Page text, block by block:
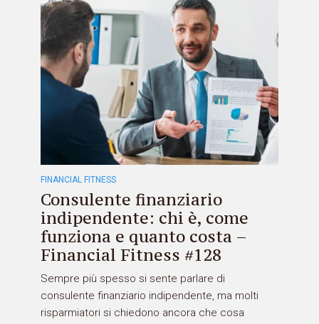
FINANCIAL FITNESS
Consulente finanziario
indipendente: chi è, come
funziona e quanto costa –
Financial Fitness #128
Sempre più spesso si sente parlare di
consulente finanziario indipendente, ma molti
risparmiatori si chiedono ancora che cosa